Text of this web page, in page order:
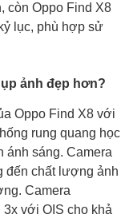
còn Oppo Find X8
lục, phù hợp sử
ảnh đẹp hơn?
Oppo Find X8 với
rung quang học
ánh sáng. Camera
đến chất lượng ảnh
Camera
với OIS cho khả